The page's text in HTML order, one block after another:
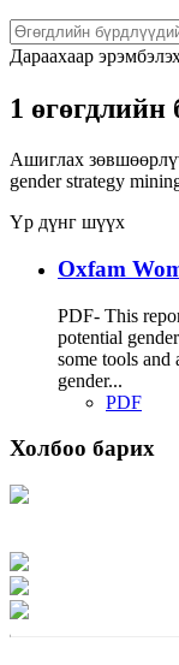
Дараахаар
1 өгөгдлийн
Ашиглах
gender strategy
Үр дүнг шүүх
Oxfam
PDF- This
potential
some tools and
gender...
PDF
Холбоо барих